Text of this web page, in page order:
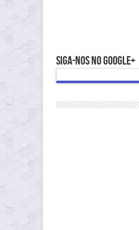
Siga-nos no Google+